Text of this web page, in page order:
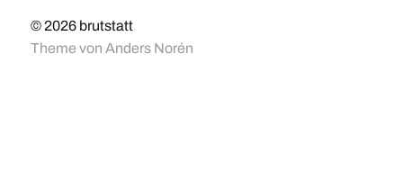
© 2026 brutstatt
Theme von Anders Norén